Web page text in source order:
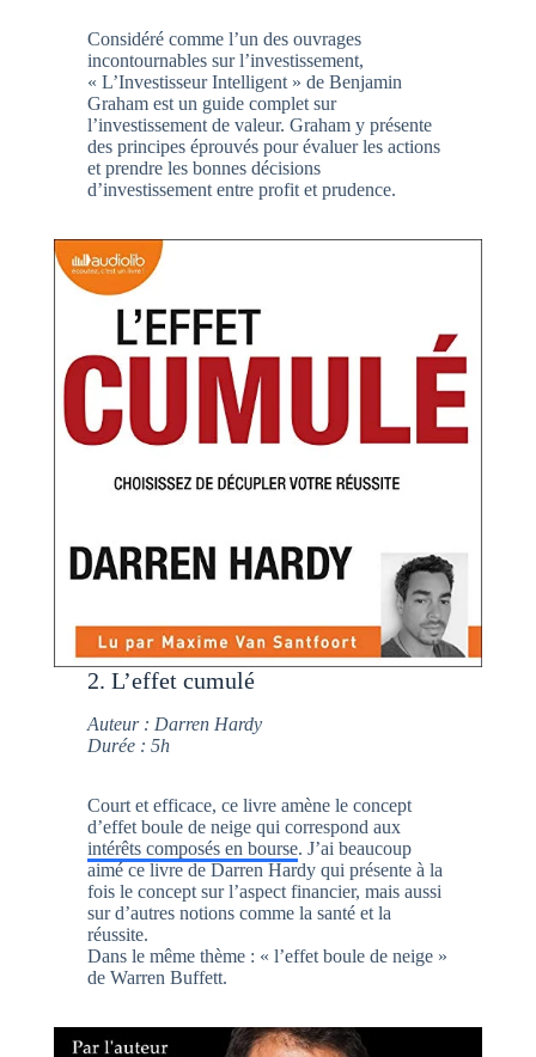
Considéré comme l’un des ouvrages
incontournables sur l’investissement,
« L’Investisseur Intelligent » de Benjamin
Graham est un guide complet sur
l’investissement de valeur. Graham y présente
des principes éprouvés pour évaluer les actions
et prendre les bonnes décisions
d’investissement entre profit et prudence.
2. L’effet cumulé
Auteur : Darren Hardy
Durée : 5h
Court et efficace, ce livre amène le concept
d’effet boule de neige qui correspond aux
intérêts composés en bourse. J’ai beaucoup
aimé ce livre de Darren Hardy qui présente à la
fois le concept sur l’aspect financier, mais aussi
sur d’autres notions comme la santé et la
réussite.
Dans le même thème : « l’effet boule de neige »
de Warren Buffett.